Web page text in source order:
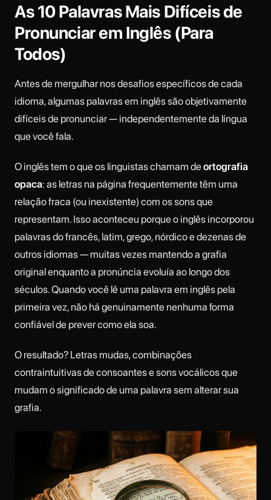
As 10 Palavras Mais Difíceis de
Pronunciar em Inglês (Para
Todos)
Antes de mergulhar nos desafios específicos de cada
idioma, algumas palavras em inglês são objetivamente
difíceis de pronunciar — independentemente da língua
que você fala.
O inglês tem o que os linguistas chamam deortografia
opaca: as letras na página frequentemente têm uma
relação fraca (ou inexistente) com os sons que
representam. Isso aconteceu porque o inglês incorporou
palavras do francês, latim, grego, nórdico e dezenas de
outros idiomas — muitas vezes mantendo a grafia
original enquanto a pronúncia evoluía ao longo dos
séculos. Quando você lê uma palavra em inglês pela
primeira vez, não há genuinamente nenhuma forma
confiável de prever como ela soa.
O resultado? Letras mudas, combinações
contraintuitivas de consoantes e sons vocálicos que
mudam o significado de uma palavra sem alterar sua
grafia.